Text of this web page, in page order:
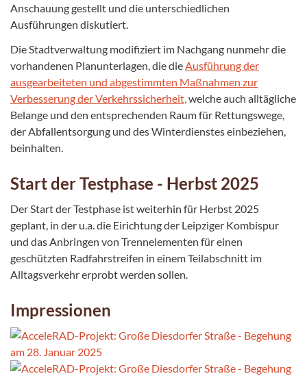
Anschauung gestellt und die unterschiedlichen
Ausführungen diskutiert.
Die Stadtverwaltung modifiziert im Nachgang nunmehr die
vorhandenen Planunterlagen, die die Ausführung der
ausgearbeiteten und abgestimmten Maßnahmen zur
Verbesserung der Verkehrssicherheit, welche auch alltägliche
Belange und den entsprechenden Raum für Rettungswege,
der Abfallentsorgung und des Winterdienstes einbeziehen,
beinhalten.
Start der Testphase - Herbst 2025
Der Start der Testphase ist weiterhin für Herbst 2025
geplant, in der u.a. die Eirichtung der Leipziger Kombispur
und das Anbringen von Trennelementen für einen
geschützten Radfahrstreifen in einem Teilabschnitt im
Alltagsverkehr erprobt werden sollen.
Impressionen